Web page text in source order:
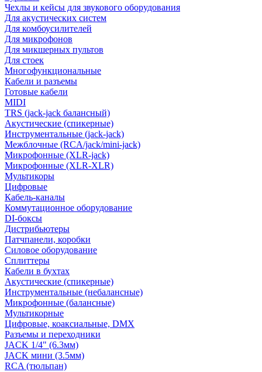
Чехлы и кейсы для звукового оборудования
Для акустических систем
Для комбоусилителей
Для микрофонов
Для микшерных пультов
Для стоек
Многофункциональные
Кабели и разъемы
Готовые кабели
MIDI
TRS (jack-jack балансный)
Акустические (спикерные)
Инструментальные (jack-jack)
Межблочные (RCA/jack/mini-jack)
Микрофонные (XLR-jack)
Микрофонные (XLR-XLR)
Мультикоры
Цифровые
Кабель-каналы
Коммутационное оборудование
DI-боксы
Дистрибьютеры
Патчпанели, коробки
Силовое оборудование
Сплиттеры
Кабели в бухтах
Акустические (спикерные)
Инструментальные (небалансные)
Микрофонные (балансные)
Мультикорные
Цифровые, коаксиальные, DMX
Разъемы и переходники
JACK 1/4" (6.3мм)
JACK мини (3.5мм)
RCA (тюльпан)